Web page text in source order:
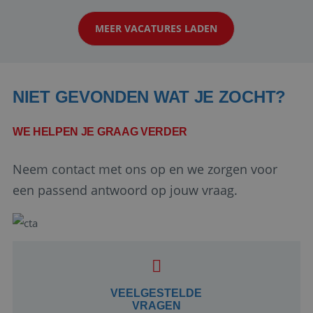
klanten te overtuigen om die droomreis te
boeken! ...
MEER VACATURES LADEN
NIET GEVONDEN WAT JE ZOCHT?
WE HELPEN JE GRAAG VERDER
Neem contact met ons op en we zorgen voor
een passend antwoord op jouw vraag.
VEELGESTELDE
VRAGEN
Google Privacy Policy